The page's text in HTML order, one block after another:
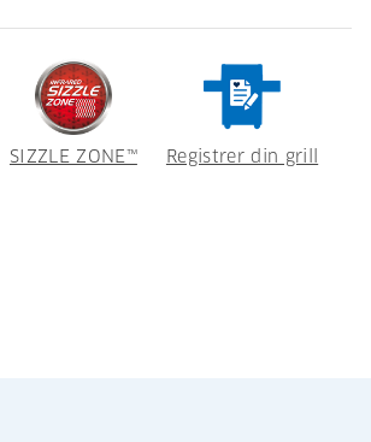
SIZZLE ZONE™ Registrer din grill